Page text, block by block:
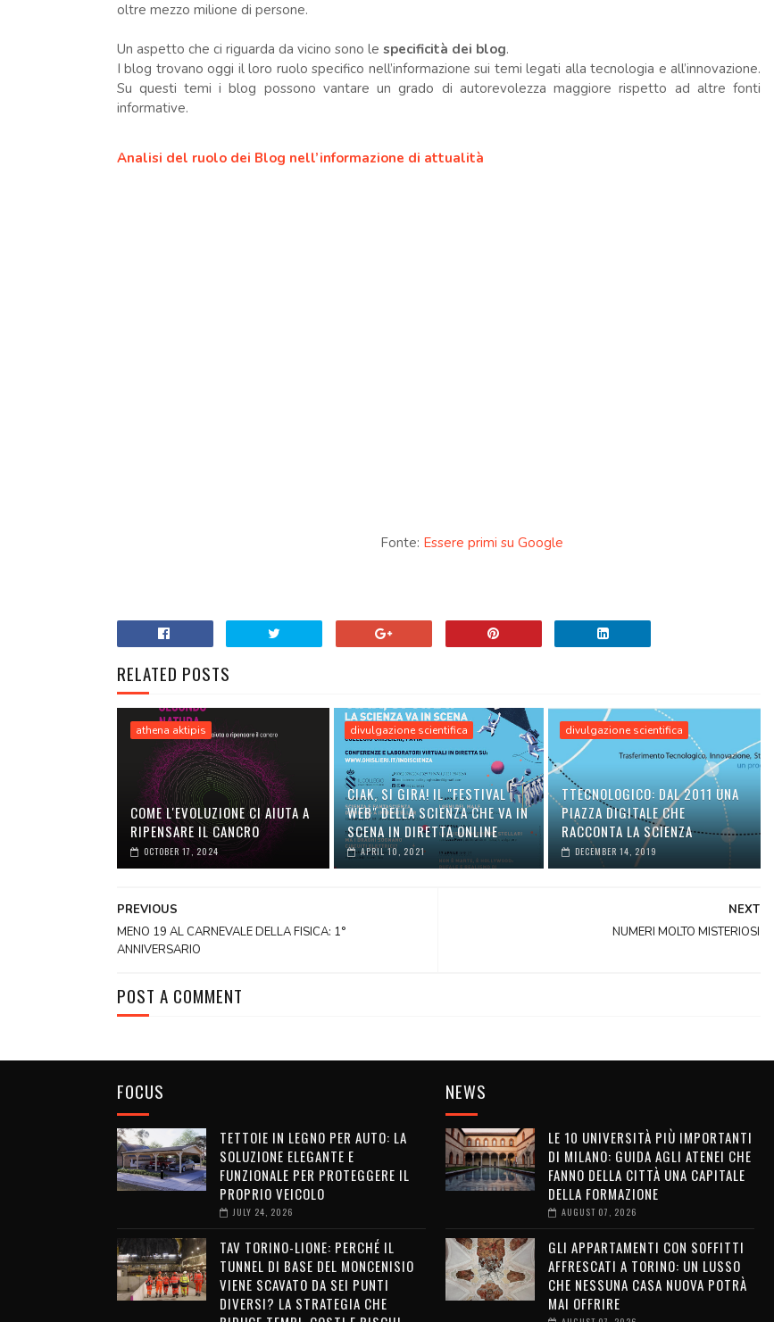
oltre mezzo milione di persone.
Un aspetto che ci riguarda da vicino sono le specificità dei blog.
I blog trovano oggi il loro ruolo specifico nell’informazione sui temi legati alla tecnologia e all’innovazione.
Su questi temi i blog possono vantare un grado di autorevolezza maggiore rispetto ad altre fonti
informative.
Analisi del ruolo dei Blog nell’informazione di attualità
Fonte: Essere primi su Google
RELATED POSTS
athena aktipis
COME L'EVOLUZIONE CI AIUTA A
RIPENSARE IL CANCRO
OCTOBER 17, 2024
divulgazione scientifica
CIAK, SI GIRA! IL "FESTIVAL
WEB" DELLA SCIENZA CHE VA IN
SCENA IN DIRETTA ONLINE
APRIL 10, 2021
divulgazione scientifica
TTECNOLOGICO: DAL 2011 UNA
PIAZZA DIGITALE CHE
RACCONTA LA SCIENZA
DECEMBER 14, 2019
NEXT
NUMERI MOLTO MISTERIOSI
PREVIOUS
MENO 19 AL CARNEVALE DELLA FISICA: 1°
ANNIVERSARIO
POST A COMMENT
FOCUS
TETTOIE IN LEGNO PER AUTO: LA
SOLUZIONE ELEGANTE E
FUNZIONALE PER PROTEGGERE IL
PROPRIO VEICOLO
JULY 24, 2026
TAV TORINO-LIONE: PERCHÉ IL
TUNNEL DI BASE DEL MONCENISIO
VIENE SCAVATO DA SEI PUNTI
DIVERSI? LA STRATEGIA CHE
NEWS
LE 10 UNIVERSITÀ PIÙ IMPORTANTI
DI MILANO: GUIDA AGLI ATENEI CHE
FANNO DELLA CITTÀ UNA CAPITALE
DELLA FORMAZIONE
AUGUST 07, 2026
GLI APPARTAMENTI CON SOFFITTI
AFFRESCATI A TORINO: UN LUSSO
CHE NESSUNA CASA NUOVA POTRÀ
MAI OFFRIRE